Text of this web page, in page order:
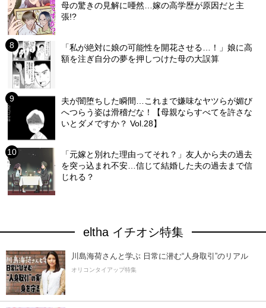
母の驚きの見解に唖然…嫁の高学歴が原因だと主
張!?
「私が絶対に娘の可能性を開花させる…！」娘に高
額を注ぎ自分の夢を押しつけた母の大誤算
夫が闇堕ちした瞬間…これまで嫌味なヤツらが媚び
へつらう姿は滑稽だな！【母親ならすべてを許さな
いとダメですか？ Vol.28】
「元嫁と別れた理由ってそれ？」友人から夫の過去
を突っ込まれ不安…信じて結婚した夫の過去まで信
じれる？
eltha イチオシ特集
川島海荷さんと学ぶ 日常に潜む“人身取引”のリアル
オリコンタイアップ特集